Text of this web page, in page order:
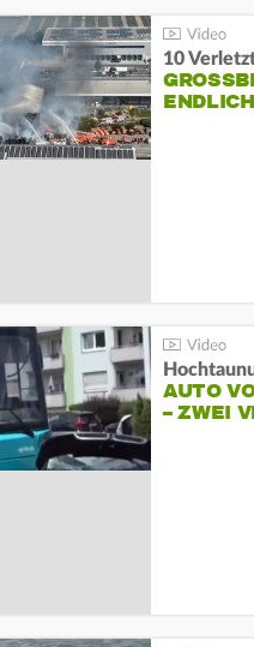
10
NDLICH
AUTO
– ZWEI